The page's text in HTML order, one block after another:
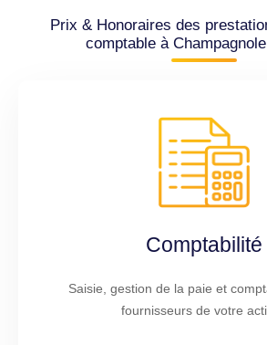
Prix & Honoraires des
comptable à
Comptabilité
Saisie, gestion de la paie et
fournisseurs de votre